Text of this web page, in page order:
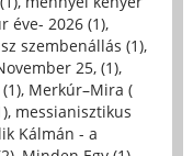
éve- 2026 (1),
szembenállás (1),
25, (1),
, Merkúr–Mira (
, messianisztikus
Kálmán - a